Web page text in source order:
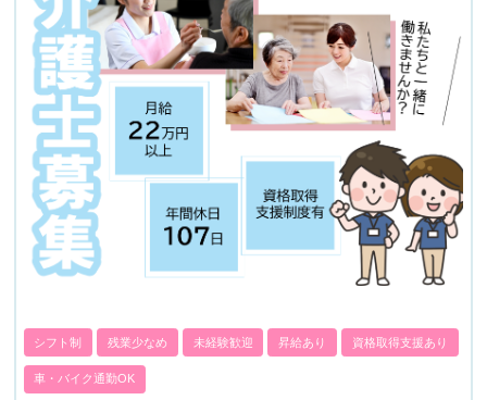
シフト制 残業少なめ 未経験歓迎 昇給あり 資格取得支援あり
車・バイク通勤OK